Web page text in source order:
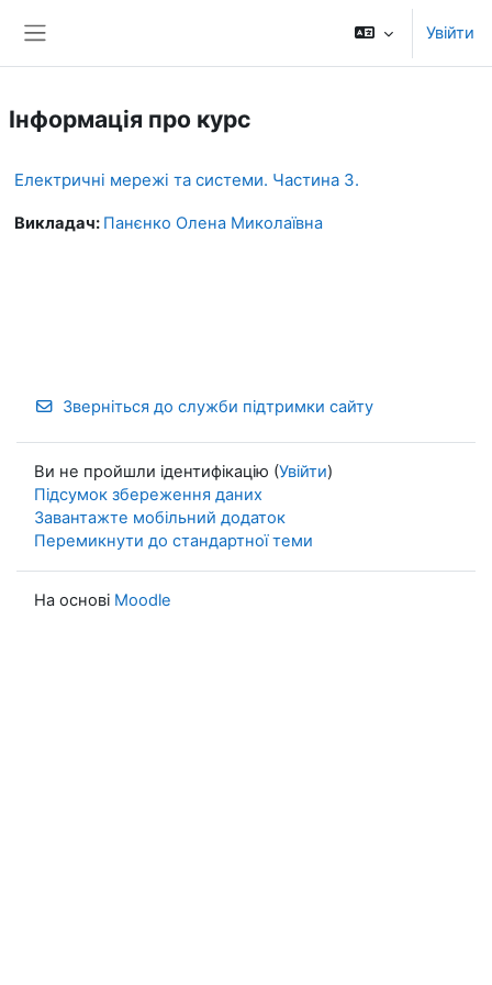
Увійти
Інформація про курс
Електричні мережі та системи. Частина 3.
Викладач: Панєнко Олена Миколаївна
Зверніться до служби підтримки сайту
Ви не пройшли ідентифікацію (Увійти)
Підсумок збереження даних
Завантажте мобільний додаток
Перемикнути до стандартної теми
На основі Moodle